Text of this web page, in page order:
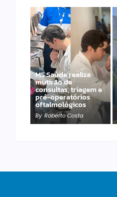
MS Saúde realiza
mutirão de
consultas, triagem e
pré-operatórios
oftalmológicos
By Roberto Costa
Laranja azeda atrai
investimento
francês para
produção de óleos
essenciais
By Roberto Costa